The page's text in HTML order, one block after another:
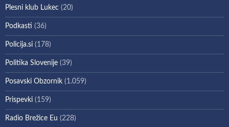
Plesni klub Lukec (20)
Podkasti (36)
Policija.si (178)
Politika Slovenije (39)
Posavski Obzornik (1.059)
Prispevki (159)
Radio Brežice Eu (228)